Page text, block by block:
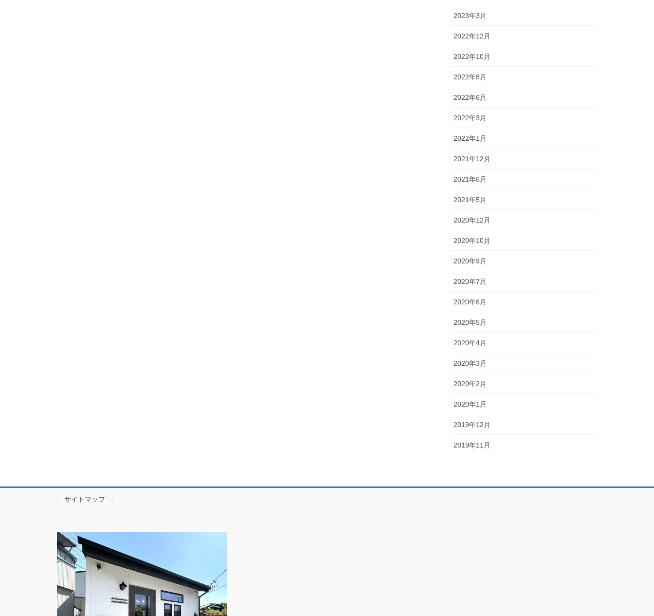
2023年3月
2022年12月
2022年10月
2022年8月
2022年6月
2022年3月
2022年1月
2021年12月
2021年6月
2021年5月
2020年12月
2020年10月
2020年9月
2020年7月
2020年6月
2020年5月
2020年4月
2020年3月
2020年2月
2020年1月
2019年12月
2019年11月
サイトマップ